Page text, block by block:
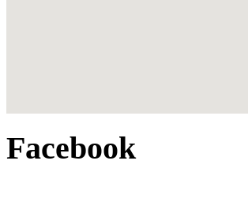
Facebook